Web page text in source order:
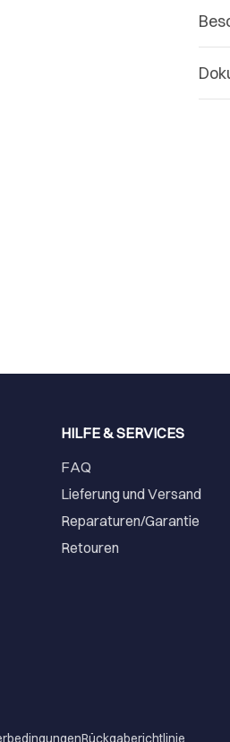
HILFE & SERVICES
FAQ
Lieferung und Versand
Reparaturen/Garantie
Retouren
Rückgaberichtlinie